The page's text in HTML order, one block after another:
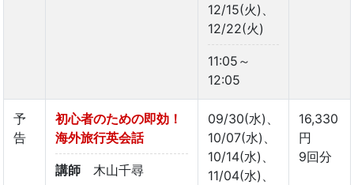
12/15(火)、
12/22(火)
11:05～
12:05
予
告
初心者のための即効！
海外旅行英会話
講師 木山千尋
09/30(水)、
10/07(水)、
10/14(水)、
11/04(水)、
16,330
円
9回分